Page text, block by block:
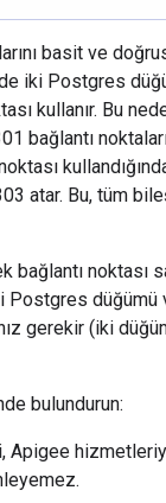
basit ve
iki Postgres
kullanır. Bu
bağlantı
atar. Bu, tüm
bağlantı noktası
Postgres düğümü
gerekir (iki
bulundurun:
Apigee